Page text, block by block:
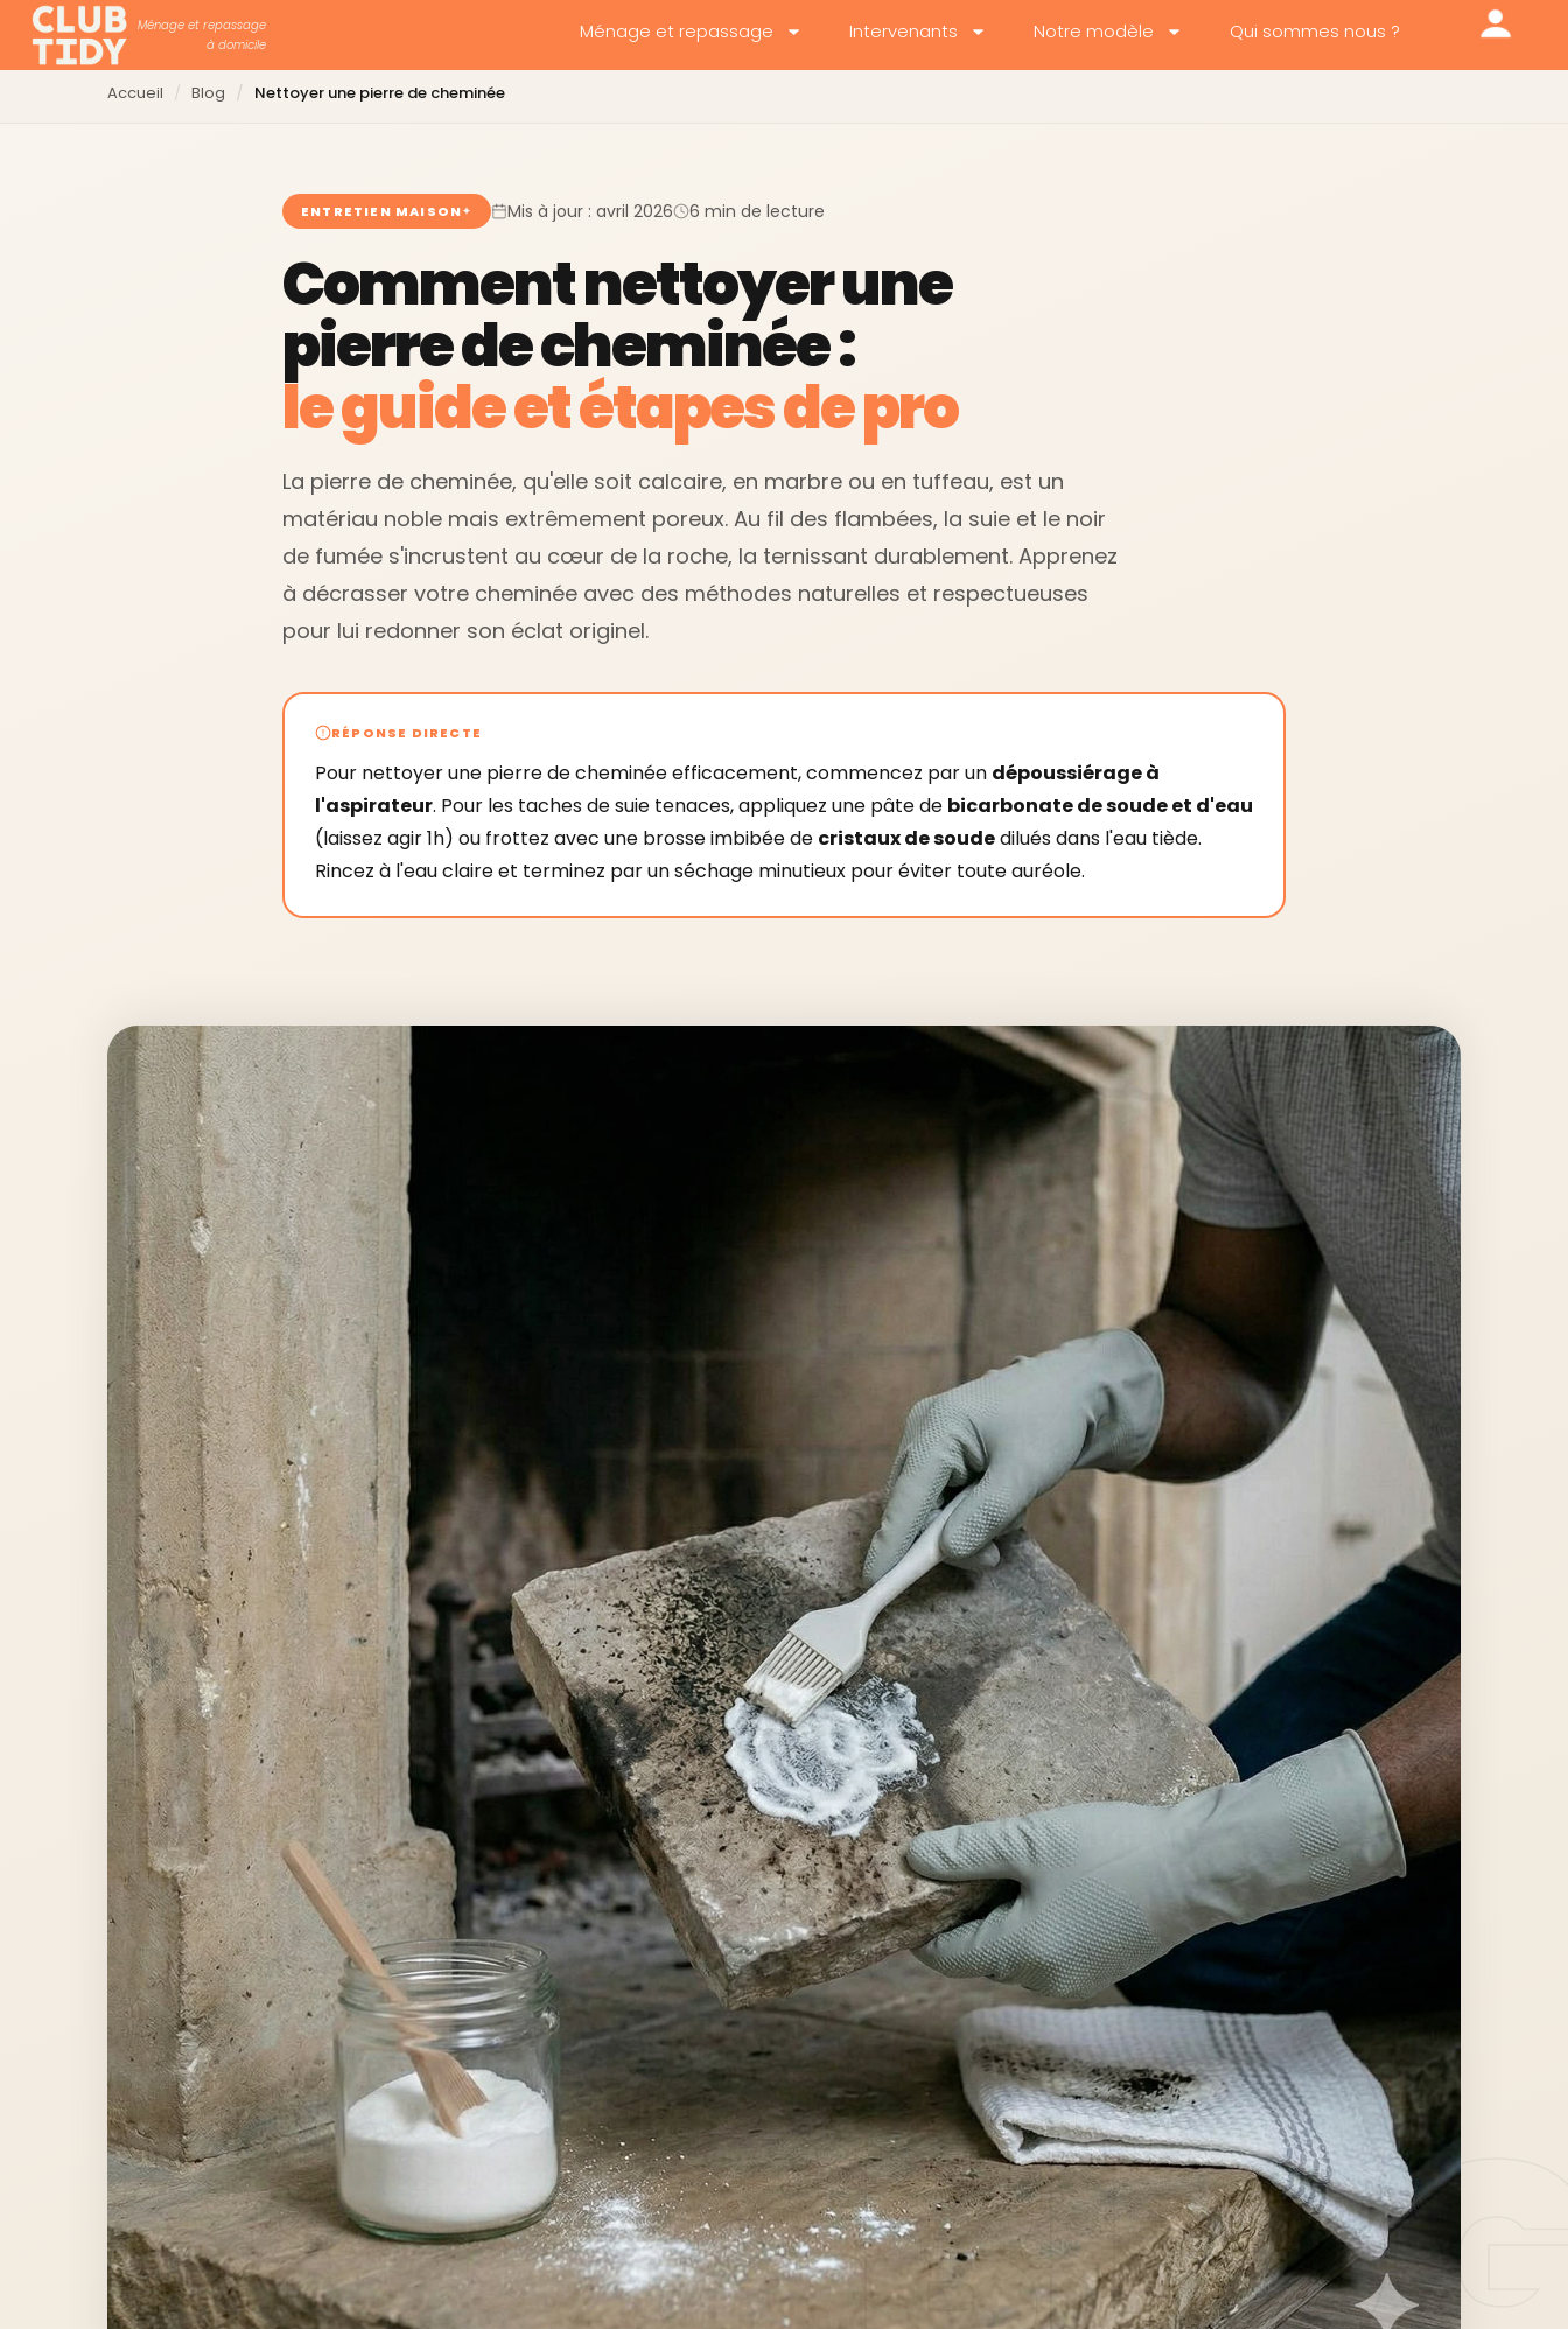
Ménage et repassage
à domicile
Ménage et repassage Intervenants Notre modèle Qui sommes nous ?
Accueil Blog Nettoyer une pierre de cheminée
ENTRETIEN MAISON Mis à jour : avril 2026 6 min de lecture
Comment nettoyer une
pierre de cheminée :
le guide et étapes de pro
La pierre de cheminée, qu'elle soit calcaire, en marbre ou en tuffeau, est un
matériau noble mais extrêmement poreux. Au fil des flambées, la suie et le noir
de fumée s'incrustent au cœur de la roche, la ternissant durablement. Apprenez
à décrasser votre cheminée avec des méthodes naturelles et respectueuses
pour lui redonner son éclat originel.
RÉPONSE DIRECTE
Pour nettoyer une pierre de cheminée efficacement, commencez par un dépoussiérage à
l'aspirateur. Pour les taches de suie tenaces, appliquez une pâte de bicarbonate de soude et d'eau
(laissez agir 1h) ou frottez avec une brosse imbibée de cristaux de soudedilués dans l'eau tiède.
Rincez à l'eau claire et terminez par un séchage minutieux pour éviter toute auréole.